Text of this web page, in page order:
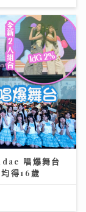
唱爆舞台
得16歲